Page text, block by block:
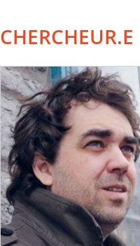
CHERCHEUR.E